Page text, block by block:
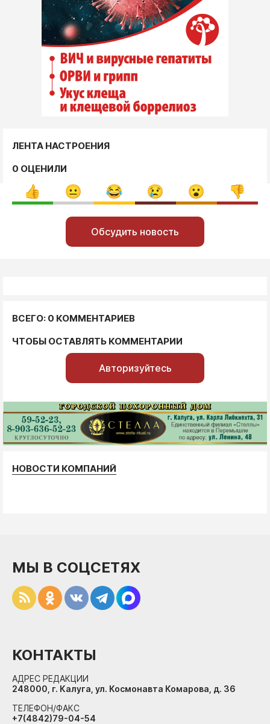
ЛЕНТА НАСТРОЕНИЯ
0 ОЦЕНИЛИ
Обсудить новость
ВСЕГО: 0 КОММЕНТАРИЕВ
ЧТОБЫ ОСТАВЛЯТЬ КОММЕНТАРИИ
Авторизуйтесь
НОВОСТИ КОМПАНИЙ
МЫ В СОЦСЕТЯХ
КОНТАКТЫ
АДРЕС РЕДАКЦИИ
248000, г. Калуга, ул. Космонавта Комарова, д. 36
ТЕЛЕФОН/ФАКС
+7(4842)79-04-54